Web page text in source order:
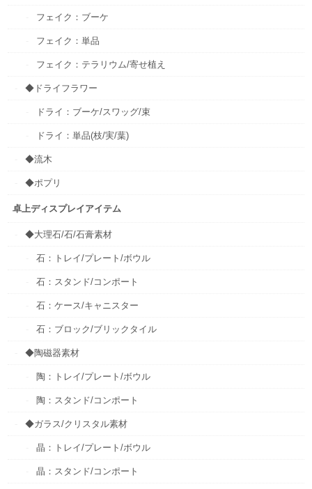
フェイク：ブーケ
フェイク：単品
フェイク：テラリウム/寄せ植え
◆ドライフラワー
ドライ：ブーケ/スワッグ/束
ドライ：単品(枝/実/葉)
◆流木
◆ポプリ
卓上ディスプレイアイテム
◆大理石/石/石膏素材
石：トレイ/プレート/ボウル
石：スタンド/コンポート
石：ケース/キャニスター
石：ブロック/ブリックタイル
◆陶磁器素材
陶：トレイ/プレート/ボウル
陶：スタンド/コンポート
◆ガラス/クリスタル素材
晶：トレイ/プレート/ボウル
晶：スタンド/コンポート